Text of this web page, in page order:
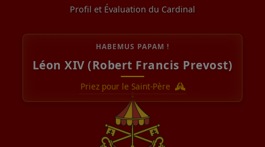
Profil et Évaluation du Cardinal
HABEMUS PAPAM !
Léon XIV (Robert Francis Prevost)
Priez pour le Saint-Père